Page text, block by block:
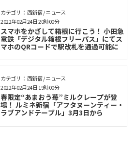
カテゴリ： 西新宿 / ニュース
スマホをかざして箱根に行こう！ 小田急
電鉄「デジタル箱根フリーパス」にてス
マホのQRコードで駅改札を通過可能に
2022年02月24日 20時00分
カテゴリ： 西新宿 / ニュース
春限定“あまおう苺”ミルクレープが登
場！ ルミネ新宿「アフタヌーンティー・
ラブアンドテーブル」3月3日から
2022年02月24日 19時00分